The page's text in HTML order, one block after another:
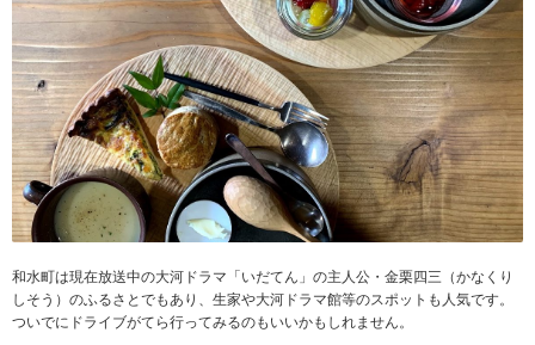
和水町は現在放送中の大河ドラマ「いだてん」の主人公・金栗四三（かなくり
しそう）のふるさとでもあり、生家や大河ドラマ館等のスポットも人気です。
ついでにドライブがてら行ってみるのもいいかもしれません。